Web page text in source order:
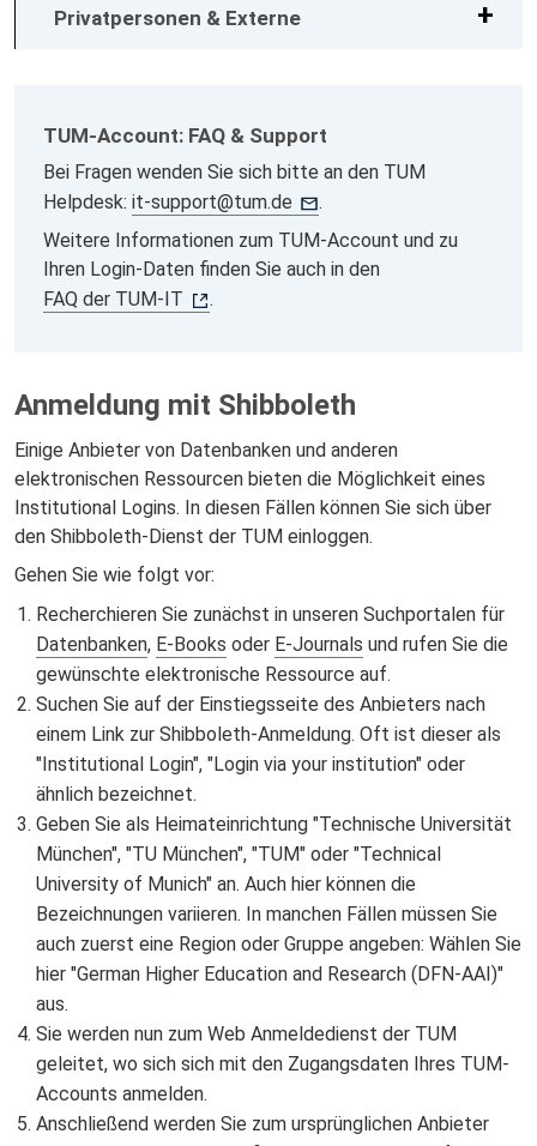
Privatpersonen & Externe
TUM-Account: FAQ & Support
Bei Fragen wenden Sie sich bitte an den TUM
Helpdesk: it-support@tum.de
.
Weitere Informationen zum TUM-Account und zu
Ihren Login-Daten finden Sie auch in den
FAQ der TUM-IT
.
Anmeldung mit Shibboleth
Einige Anbieter von Datenbanken und anderen
elektronischen Ressourcen bieten die Möglichkeit eines
Institutional Logins. In diesen Fällen können Sie sich über
den Shibboleth-Dienst der TUM einloggen.
Gehen Sie wie folgt vor:
Recherchieren Sie zunächst in unseren Suchportalen für
Datenbanken, E-Books oder E-Journals und rufen Sie die
gewünschte elektronische Ressource auf.
Suchen Sie auf der Einstiegsseite des Anbieters nach
einem Link zur Shibboleth-Anmeldung. Oft ist dieser als
"Institutional Login", "Login via your institution" oder
ähnlich bezeichnet.
Geben Sie als Heimateinrichtung "Technische Universität
München", "TU München", "TUM" oder "Technical
University of Munich" an. Auch hier können die
Bezeichnungen variieren. In manchen Fällen müssen Sie
auch zuerst eine Region oder Gruppe angeben: Wählen Sie
hier "German Higher Education and Research (DFN-AAI)"
aus.
Sie werden nun zum Web Anmeldedienst der TUM
geleitet, wo sich sich mit den Zugangsdaten Ihres TUM-
Accounts anmelden.
Anschließend werden Sie zum ursprünglichen Anbieter